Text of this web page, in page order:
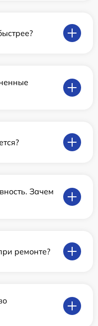
Зачем
ремонте?